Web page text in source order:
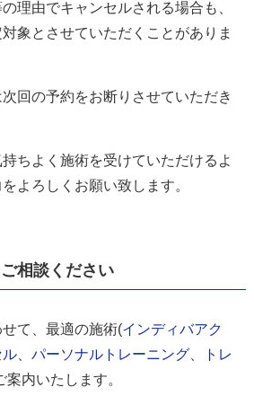
理由でキャンセルされる場合も、
象とさせていただくことがありま
回の予約をお断りさせていただき
ちよく施術を受けていただけるよ
よろしくお願い致します。
相談ください
て、最適の施術(インディバアク
ル、 パーソナルトレーニング、
トレ
案内いたします。